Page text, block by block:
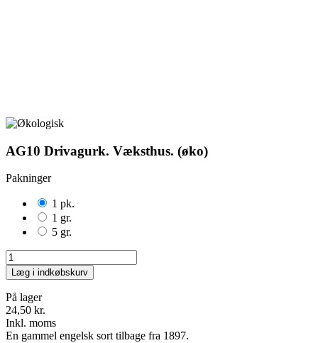
AG10 Drivagurk. Væksthus. (øko)
Pakninger
1 pk.
1 gr.
5 gr.
Læg i indkøbskurv
På lager
24,50 kr.
Inkl. moms
En gammel engelsk sort tilbage fra 1897.